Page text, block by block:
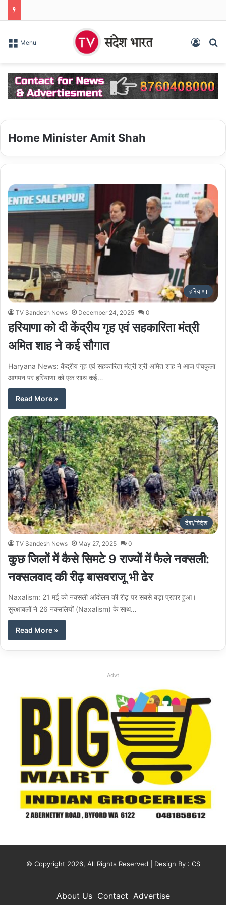
Menu Log In
Home Minister Amit Shah
हरियाणा
TV Sandesh News December 24, 2025 0
हरियाणा को दी केंद्रीय गृह एवं सहकारिता मंत्री
अमित शाह ने कई सौगात
Haryana News: केंद्रीय गृह एवं सहकारिता मंत्री श्री अमित शाह ने आज पंचकुला
आगमन पर हरियाणा को एक साथ कई…
Read More »
देश/विदेश
TV Sandesh News May 27, 2025 0
कुछ जिलों में कैसे सिमटे 9 राज्यों में फैले नक्सली:
नक्सलवाद की रीढ़ बासवराजू भी ढेर
Naxalism: 21 मई को नक्सली आंदोलन की रीढ़ पर सबसे बड़ा प्रहार हुआ।
सुरक्षाबलों ने 26 नक्सलियों (Naxalism) के साथ…
Read More »
Advt
© Copyright 2026, All Rights Reserved | Design By : CS
About Us Contact Advertise